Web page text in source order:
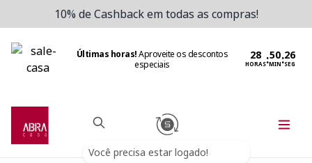
10% de Cashback em todas as compras!
Últimas horas!Aproveite os descontos
especiais
HORAS:MIN:SEG
Você precisa estar logado!